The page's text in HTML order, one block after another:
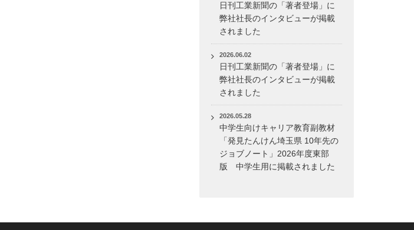
日刊工業新聞の「著者登場」に
弊社社長のインタビューが掲載
されました
2026.06.02
日刊工業新聞の「著者登場」に
弊社社長のインタビューが掲載
されました
2026.05.28
中学生向けキャリア教育副教材
「発見たんけん埼玉県 10年先の
ジョブノート」2026年度東部
版 中学生用に掲載されました